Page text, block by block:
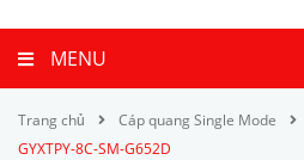
MENU
Trang chủ Cáp quang Single Mode
GYXTPY-8C-SM-G652D